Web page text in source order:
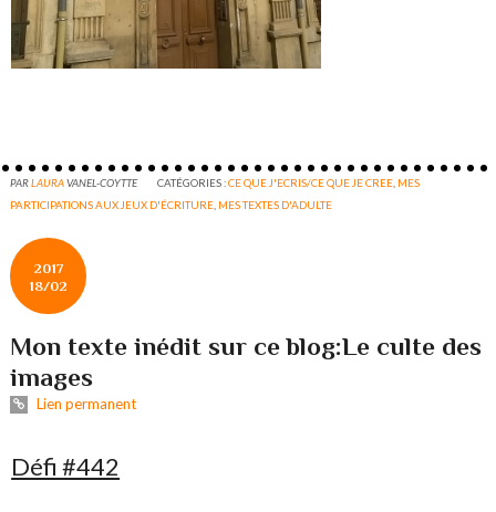
PARLAURAVANEL-COYTTE CATÉGORIES :CE QUE J'ECRIS/CE QUE JE CREE MES
PARTICIPATIONS AUX JEUX D'ÉCRITURE MES TEXTES D'ADULTE
2017
18/02
Mon texte inédit sur ce blog:Le culte des
images
Lien permanent
Défi #442